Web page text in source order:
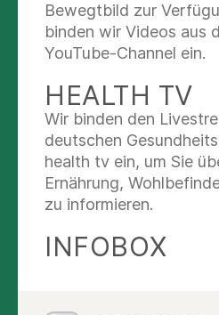
Neonatologie
Kinderchirurgie
Bewegtbild zur
binden wir Videos aus
YouTube-Channel ein.
HEALTH TV
Wir binden den
deutschen
health tv ein, um Sie
Ernährung,
zu informieren.
INFOBOX